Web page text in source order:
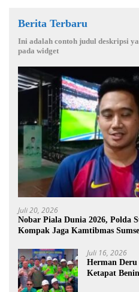
Berita Terbaru
Ini adalah contoh judul deskripsi
pada widget
Juli 20, 2026
Nobar Piala Dunia 2026, Polda
Kompak Jaga Kamtibmas
Juli 16, 2026
Herman Deru
Ketapat